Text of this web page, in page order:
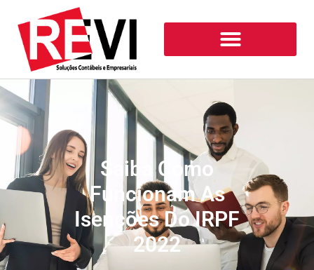
Saiba Como
Funcionam As
Isenções Do IRPF
2022